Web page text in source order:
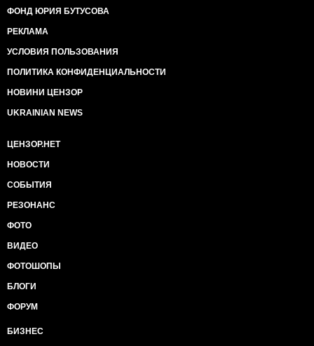
ФОНД ЮРИЯ БУТУСОВА
РЕКЛАМА
УСЛОВИЯ ПОЛЬЗОВАНИЯ
ПОЛИТИКА КОНФИДЕНЦИАЛЬНОСТИ
НОВИНИ ЦЕНЗОР
UKRAINIAN NEWS
ЦЕНЗОР.НЕТ
НОВОСТИ
СОБЫТИЯ
РЕЗОНАНС
ФОТО
ВИДЕО
ФОТОШОПЫ
БЛОГИ
ФОРУМ
БИЗНЕС